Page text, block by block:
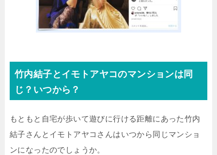
竹内結子とイモトアヤコのマンションは同
じ？いつから？
もともと自宅が歩いて遊びに行ける距離にあった竹内
結子さんとイモトアヤコさんはいつから同じマンショ
ンになったのでしょうか。